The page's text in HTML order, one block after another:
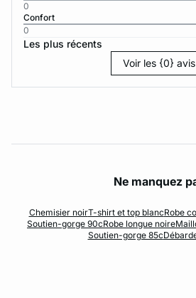
0
Confort
0
Les plus récents
Voir les {0} avis
Ne manquez
Chemisier noirT-shirt et top blancRobe
Soutien-gorge 90cRobe longue noire
Soutien-gorge 85c